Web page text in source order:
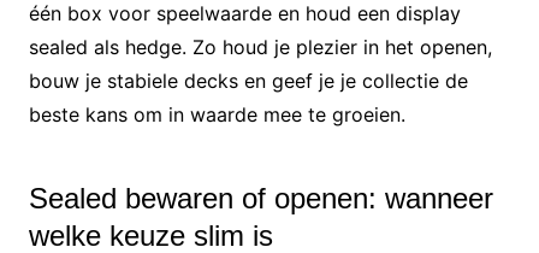
één box voor speelwaarde en houd een display
sealed als hedge. Zo houd je plezier in het openen,
bouw je stabiele decks en geef je je collectie de
beste kans om in waarde mee te groeien.
Sealed bewaren of openen: wanneer
welke keuze slim is